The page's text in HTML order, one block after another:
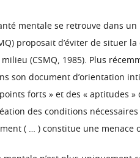
mentale se retrouve dans
proposait d’éviter de situer
(CSMQ, 1985). Plus
son document d’orientation
forts » et des « aptitudes
des conditions
( … ) constitue une menace